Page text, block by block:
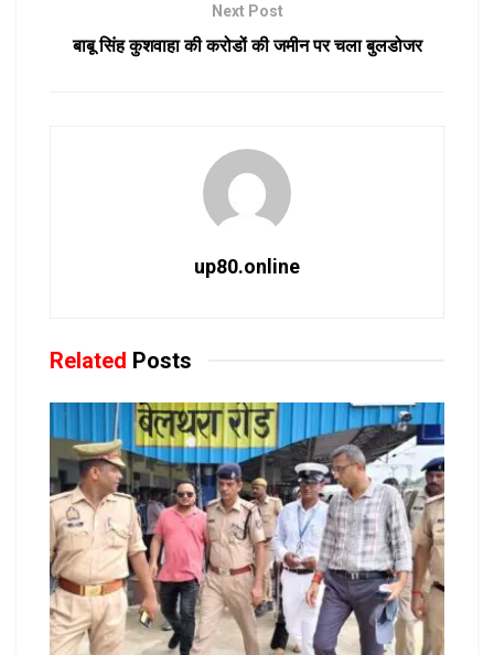
Next Post
बाबू सिंह कुशवाहा की करोडों की जमीन पर चला बुलडोजर
up80.online
Related Posts